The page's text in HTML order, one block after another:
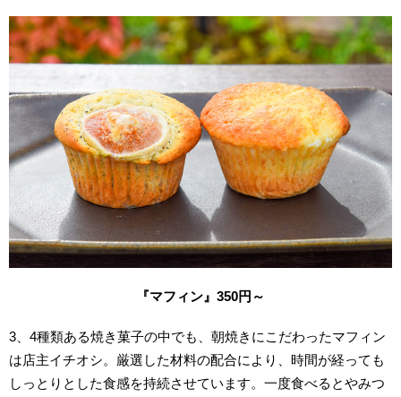
『マフィン』350円～
3、4種類ある焼き菓子の中でも、朝焼きにこだわったマフィン
は店主イチオシ。厳選した材料の配合により、時間が経っても
しっとりとした食感を持続させています。一度食べるとやみつ